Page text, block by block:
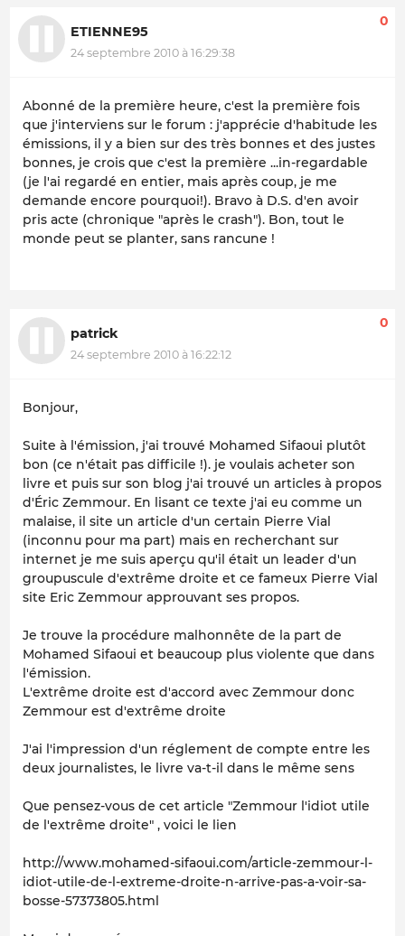
ETIENNE95
24 septembre 2010 à 16:29:38
0
Abonné de la première heure, c'est la première fois
que j'interviens sur le forum : j'apprécie d'habitude les
émissions, il y a bien sur des très bonnes et des justes
bonnes, je crois que c'est la première ...in-regardable
(je l'ai regardé en entier, mais après coup, je me
demande encore pourquoi!). Bravo à D.S. d'en avoir
pris acte (chronique "après le crash"). Bon, tout le
monde peut se planter, sans rancune !
patrick
24 septembre 2010 à 16:22:12
0
Bonjour,
Suite à l'émission, j'ai trouvé Mohamed Sifaoui plutôt
bon (ce n'était pas difficile !). je voulais acheter son
livre et puis sur son blog j'ai trouvé un articles à propos
d'Éric Zemmour. En lisant ce texte j'ai eu comme un
malaise, il site un article d'un certain Pierre Vial
(inconnu pour ma part) mais en recherchant sur
internet je me suis aperçu qu'il était un leader d'un
groupuscule d'extrême droite et ce fameux Pierre Vial
site Eric Zemmour approuvant ses propos.
Je trouve la procédure malhonnête de la part de
Mohamed Sifaoui et beaucoup plus violente que dans
l'émission.
L'extrême droite est d'accord avec Zemmour donc
Zemmour est d'extrême droite
J'ai l'impression d'un réglement de compte entre les
deux journalistes, le livre va-t-il dans le même sens
Que pensez-vous de cet article "Zemmour l'idiot utile
de l'extrême droite" , voici le lien
http://www.mohamed-sifaoui.com/article-zemmour-l-
idiot-utile-de-l-extreme-droite-n-arrive-pas-a-voir-sa-
bosse-57373805.html